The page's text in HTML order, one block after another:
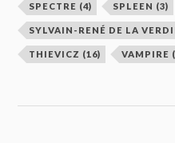
SPECTRE (4) SPLEEN (3)
SYLVAIN-RENÉ DE LA
THIEVICZ (16) VAMPIRE